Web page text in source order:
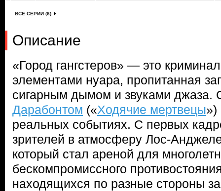
ВСЕ СЕРИИ (6)
Описание
«Город гангстеров» — это
элементами нуара, пропитанная
сигарным дымом и звуками джаза.
Дарабонтом («Ходячие мертвецы»)
реальных событиях. С первых
зрителей в атмосферу Лос-
который стал ареной для
бескомпромиссного
находящихся по разные стороны